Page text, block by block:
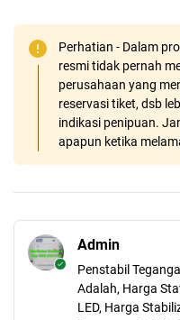
Perhatian - Dalam
resmi tidak pernah
perusahaan yang
reservasi tiket, dsb
indikasi penipuan.
apapun ketika
Admin
Penstabil
Adalah, Harga
LED, Harga